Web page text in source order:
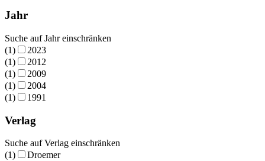
Jahr
Suche auf Jahr einschränken
(1)
2023
(1)
2012
(1)
2009
(1)
2004
(1)
1991
Verlag
Suche auf Verlag einschränken
(1)
Droemer